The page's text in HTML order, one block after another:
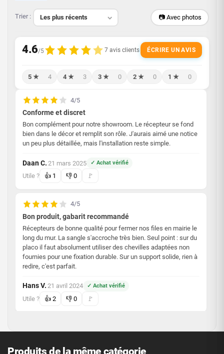
Trier : 📷 Avec photos
5 ★ 4 4 ★ 3 3 ★ 0 2 ★ 0 1 ★ 0
ÉCRIRE UN AVIS
4/5
Conforme et discret
Bon complément pour notre showroom. Le récepteur se fond
bien dans le décor et remplit son rôle. J'aurais aimé une notice
un peu plus détaillée, mais l'installation reste simple.
Daan C. 21 mars 2025 ✓ Achat vérifié
Utile ? 👍 1 👎 0 🚩
4/5
Bon produit, gabarit recommandé
Récepteurs de bonne qualité pour fermer nos files en mairie le
long du mur. La sangle s'accroche très bien. Seul point : sur du
placo il faut absolument utiliser des chevilles adaptées non
fournies pour une fixation durable. Sur un support solide, rien à
redire, c'est parfait.
Hans V. 21 avril 2024 ✓ Achat vérifié
Utile ? 👍 2 👎 0 🚩
Produits de la même catégorie